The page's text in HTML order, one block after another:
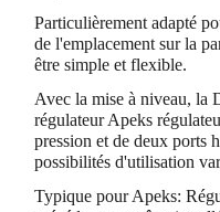
Particulièrement adapté
de l'emplacement sur la
être simple et flexible.
Avec la mise à niveau, la
régulateur Apeks
pression et de deux ports
possibilités d'utilisation
Typique pour Apeks: